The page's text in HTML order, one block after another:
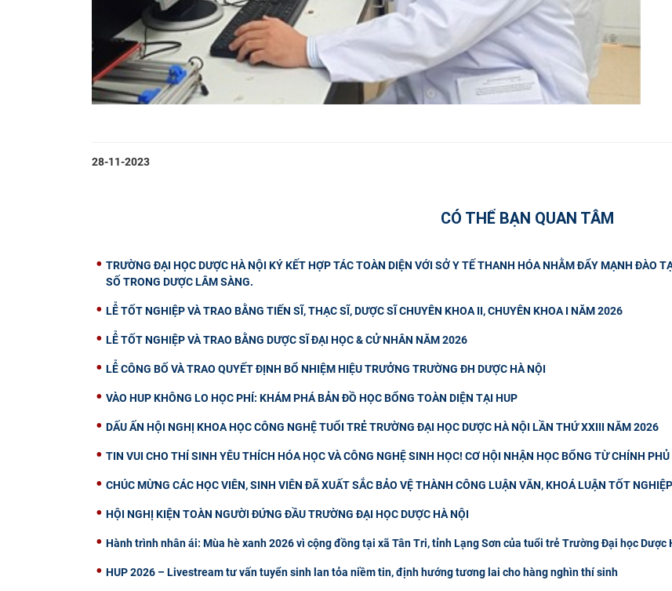
28-11-2023
CÓ THỂ BẠN QUAN TÂM
TRƯỜNG ĐẠI HỌC DƯỢC HÀ NỘI KÝ KẾT HỢP TÁC TOÀN DIỆN VỚI SỞ Y TẾ THANH HÓA NHẰM ĐẨY MẠNH ĐÀO
SỐ TRONG DƯỢC LÂM SÀNG.
LỄ TỐT NGHIỆP VÀ TRAO BẰNG TIẾN SĨ, THẠC SĨ, DƯỢC SĨ CHUYÊN KHOA II, CHUYÊN KHOA I NĂM 2026
LỄ TỐT NGHIỆP VÀ TRAO BẰNG DƯỢC SĨ ĐẠI HỌC & CỬ NHÂN NĂM 2026
LỄ CÔNG BỐ VÀ TRAO QUYẾT ĐỊNH BỔ NHIỆM HIỆU TRƯỞNG TRƯỜNG ĐH DƯỢC HÀ NỘI
VÀO HUP KHÔNG LO HỌC PHÍ: KHÁM PHÁ BẢN ĐỒ HỌC BỔNG TOÀN DIỆN TẠI HUP
DẤU ẤN HỘI NGHỊ KHOA HỌC CÔNG NGHỆ TUỔI TRẺ TRƯỜNG ĐẠI HỌC DƯỢC HÀ NỘI LẦN THỨ XXIII NĂM 2026
TIN VUI CHO THÍ SINH YÊU THÍCH HÓA HỌC VÀ CÔNG NGHỆ SINH HỌC! CƠ HỘI NHẬN HỌC BỔNG TỪ CHÍNH PHỦ
CHÚC MỪNG CÁC HỌC VIÊN, SINH VIÊN ĐÃ XUẤT SẮC BẢO VỆ THÀNH CÔNG LUẬN VĂN, KHOÁ LUẬN TỐT
HỘI NGHỊ KIỆN TOÀN NGƯỜI ĐỨNG ĐẦU TRƯỜNG ĐẠI HỌC DƯỢC HÀ NỘI
Hành trình nhân ái: Mùa hè xanh 2026 vì cộng đồng tại xã Tân Tri, tỉnh Lạng Sơn của tuổi trẻ Trường Đại học Dược
HUP 2026 – Livestream tư vấn tuyển sinh lan tỏa niềm tin, định hướng tương lai cho hàng nghìn thí sinh